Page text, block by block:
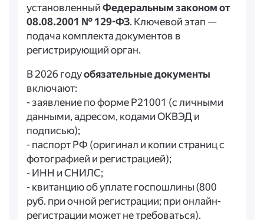
установленный Федеральным законом от
08.08.2001 № 129-ФЗ. Ключевой этап —
подача комплекта документов в
регистрирующий орган.
В 2026 годуобязательные документы
включают:
- заявление по форме Р21001 (с личными
данными, адресом, кодами ОКВЭД и
подписью);
- паспорт РФ (оригинал и копии страниц с
фотографией и регистрацией);
- ИНН и СНИЛС;
- квитанцию об уплате госпошлины (800
руб. при очной регистрации; при онлайн-
регистрации может не требоваться).